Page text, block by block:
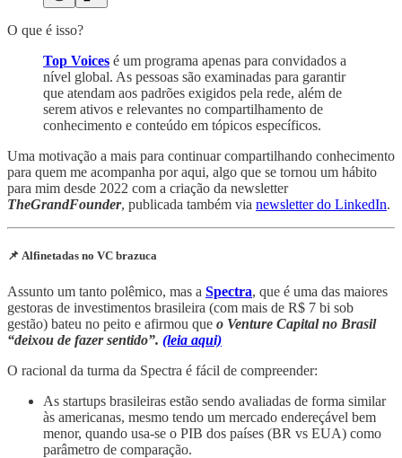
O que é isso?
Top Voices é um programa apenas para convidados a
nível global. As pessoas são examinadas para garantir
que atendam aos padrões exigidos pela rede, além de
serem ativos e relevantes no compartilhamento de
conhecimento e conteúdo em tópicos específicos.
Uma motivação a mais para continuar compartilhando conhecimento
para quem me acompanha por aqui, algo que se tornou um hábito
para mim desde 2022 com a criação da newsletter
TheGrandFounder, publicada também via newsletter do LinkedIn.
📌 Alfinetadas no VC brazuca
Assunto um tanto polêmico, mas a Spectra, que é uma das maiores
gestoras de investimentos brasileira (com mais de R$ 7 bi sob
gestão) bateu no peito e afirmou que o Venture Capital no Brasil
“deixou de fazer sentido”. (leia aqui)
O racional da turma da Spectra é fácil de compreender:
As startups brasileiras estão sendo avaliadas de forma similar
às americanas, mesmo tendo um mercado endereçável bem
menor, quando usa-se o PIB dos países (BR vs EUA) como
parâmetro de comparação.